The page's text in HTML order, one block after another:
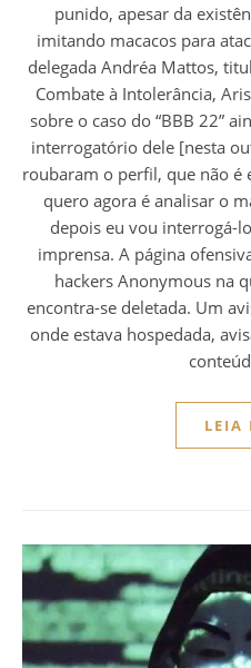
punido, apesar da
imitando macacos para
delegada Andréa Mattos,
Combate à Intolerância,
sobre o caso do “BBB 22”
interrogatório dele [nesta
roubaram o perfil, que não é
quero agora é analisar o
depois eu vou interrogá-
imprensa. A página
hackers Anonymous na
encontra-se deletada. Um
onde estava hospedada,
LEIA